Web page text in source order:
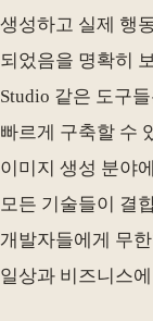
생성하고 실제 행
되었음을 명확히
Studio 같은 도구
빠르게 구축할 수
이미지 생성 분야
모든 기술들이 결
개발자들에게 무
일상과 비즈니스